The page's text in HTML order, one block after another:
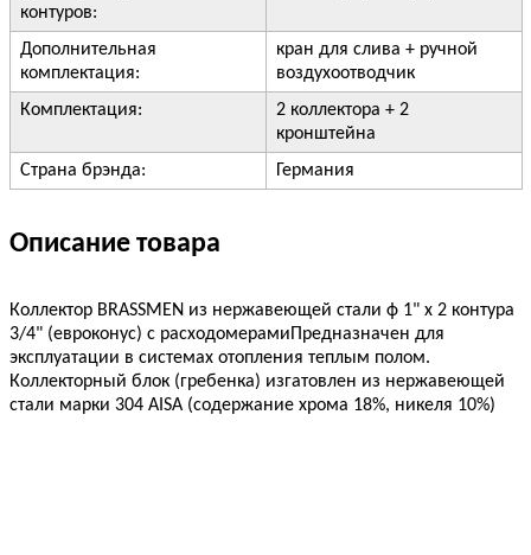
контуров:
Дополнительная
комплектация:
кран для слива + ручной
воздухоотводчик
Комплектация:
2 коллектора + 2
кронштейна
Страна брэнда:
Германия
Описание товара
Коллектор BRASSMEN из нержавеющей стали ф 1" x 2 контура
3/4" (евроконус) с расходомерамиПредназначен для
эксплуатации в системах отопления теплым полом.
Коллекторный блок (гребенка) изгатовлен из нержавеющей
стали марки 304 AISA (содержание хрома 18%, никеля 10%)